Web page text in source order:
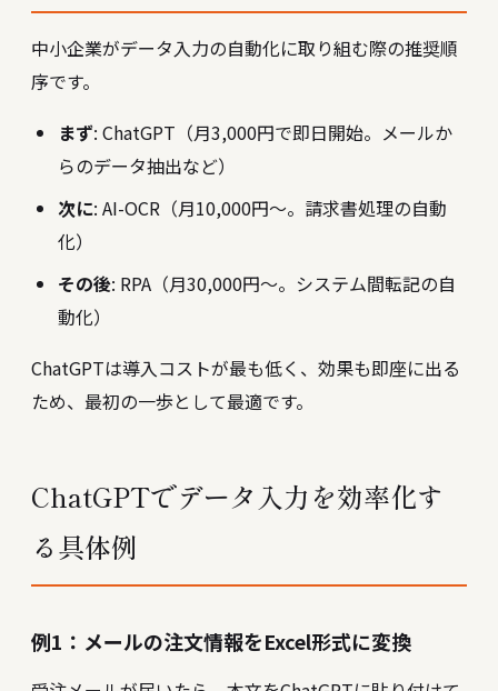
中小企業がデータ入力の自動化に取り組む際の推奨順
序です。
まず: ChatGPT（月3,000円で即日開始。メールか
らのデータ抽出など）
次に: AI-OCR（月10,000円〜。請求書処理の自動
化）
その後: RPA（月30,000円〜。システム間転記の自
動化）
ChatGPTは導入コストが最も低く、効果も即座に出る
ため、最初の一歩として最適です。
ChatGPTでデータ入力を効率化す
る具体例
例1：メールの注文情報をExcel形式に変換